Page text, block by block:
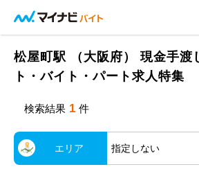
松屋町駅 （大阪府） 現金手渡
ト・バイト・パート求人特集
検索結果 1 件
エリア 指定しない